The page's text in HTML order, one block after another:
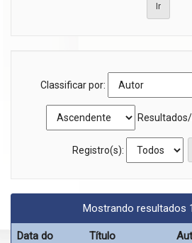
Classificar por:
Registro(s):
Mostrando resultados
Data do
Título